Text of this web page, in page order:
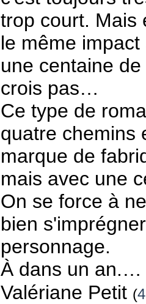
trop court. Mais
le même
une centaine
crois pas…
Ce type de
quatre chemins
marque de
mais avec une
On se force à
bien
personnage.
À dans un an.…
Valériane Petit (